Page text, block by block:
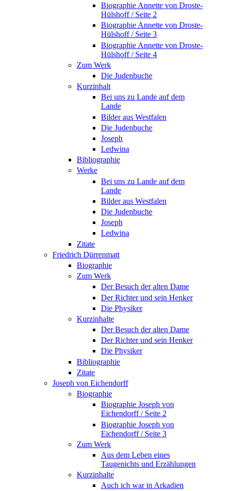
Biographie Annette von Droste-
Hülshoff / Seite 2
Biographie Annette von Droste-
Hülshoff / Seite 3
Biographie Annette von Droste-
Hülshoff / Seite 4
Zum Werk
Die Judenbuche
Kurzinhalt
Bei uns zu Lande auf dem
Lande
Bilder aus Westfalen
Die Judenbuche
Joseph
Ledwina
Bibliographie
Werke
Bei uns zu Lande auf dem
Lande
Bilder aus Westfalen
Die Judenbuche
Joseph
Ledwina
Zitate
Friedrich Dürrenmatt
Biographie
Zum Werk
Der Besuch der alten Dame
Der Richter und sein Henker
Die Physiker
Kurzinhalte
Der Besuch der alten Dame
Der Richter und sein Henker
Die Physiker
Bibliographie
Zitate
Joseph von Eichendorff
Biographie
Biographie Joseph von
Eichendorff / Seite 2
Biographie Joseph von
Eichendorff / Seite 3
Zum Werk
Aus dem Leben eines
Taugenichts und Erzählungen
Kurzinhalte
Auch ich war in Arkadien